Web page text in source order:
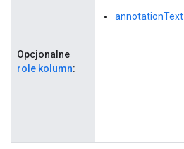
Opcjonalne
role kolumn:
annotationText